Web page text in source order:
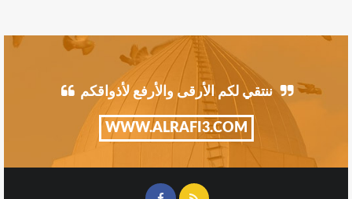
ننتقي لكم الأرقى والأرفع لأذواقكم
WWW.ALRAFI3.COM